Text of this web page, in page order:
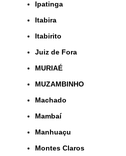
Ipatinga
Itabira
Itabirito
Juiz de Fora
MURIAÉ
MUZAMBINHO
Machado
Mambaí
Manhuaçu
Montes Claros